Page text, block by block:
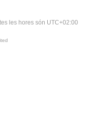
les hores són UTC+02:00